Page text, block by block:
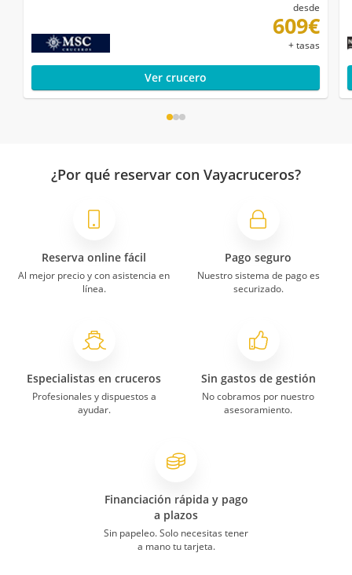
desde
609€
+ tasas
Ver crucero
¿Por qué reservar con Vayacruceros?
Reserva online fácil
Al mejor precio y con asistencia en
línea.
Pago seguro
Nuestro sistema de pago es
securizado.
Especialistas en cruceros
Profesionales y dispuestos a
ayudar.
Sin gastos de gestión
No cobramos por nuestro
asesoramiento.
Financiación rápida y pago
a plazos
Sin papeleo. Solo necesitas tener
a mano tu tarjeta.